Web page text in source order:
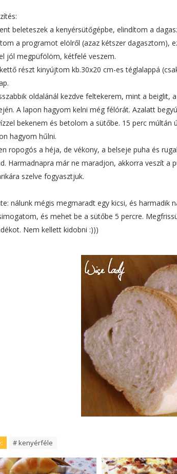
beleteszek a kenyérsütőgépbe, elindítom a
a programot elölről (azaz kétszer dagasztom),
jól megpüfölöm, kétfelé veszem.
részt kinyújtom kb.30x20 cm-es téglalappá
oldalánál kezdve feltekerem, mint a beiglit,
A lapon hagyom kelni még félórát. Azalatt
bekenem és betolom a sütőbe. 15 perc
hagyom hűlni.
ropogós a héja, de vékony, a belseje puha és
Harmadnapra már ne maradjon, akkorra veszít a
szelve fogyasztjuk.
nálunk mégis megmaradt egy kicsi, és harmadik
és mehet be a sütőbe 5 percre.
Nem kellett kidobni :)))
# kenyérféle